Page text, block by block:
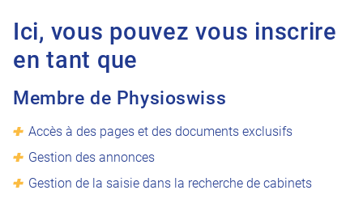
Ici, vous pouvez vous inscrire
en tant que
Membre de Physioswiss
Accès à des pages et des documents exclusifs
Gestion des annonces
Gestion de la saisie dans la recherche de cabinets